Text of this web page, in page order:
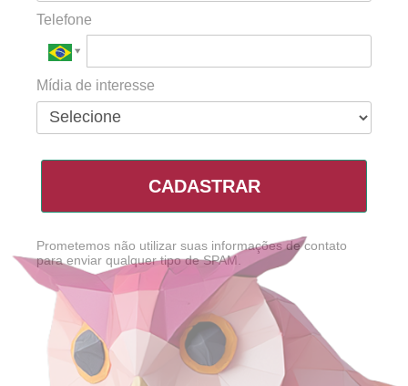
Telefone
Mídia de interesse
CADASTRAR
Prometemos não utilizar suas informações de contato
para enviar qualquer tipo de SPAM.